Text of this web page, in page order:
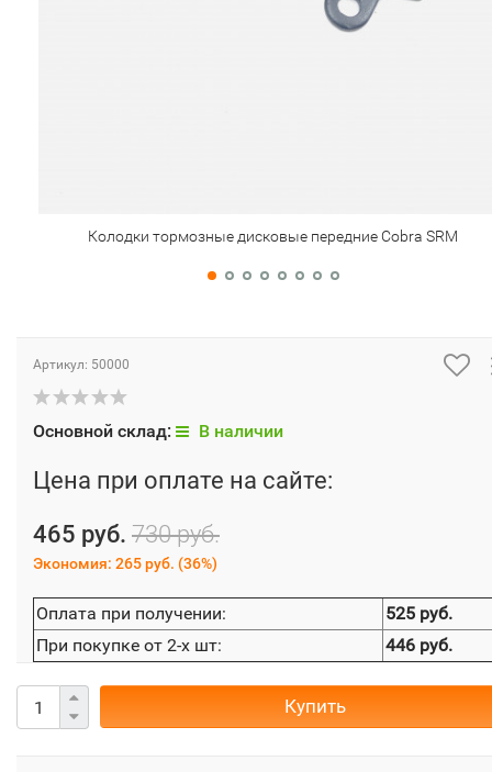
Колодки тормозные дисковые передние Cobra SRM
Артикул: 50000
Основной склад: В наличии
Цена при оплате на сайте:
465 руб. 730 руб.
Экономия: 265 руб. (36%)
Оплата при получении:
525 руб.
При покупке от 2-х шт:
446 руб.
Купить